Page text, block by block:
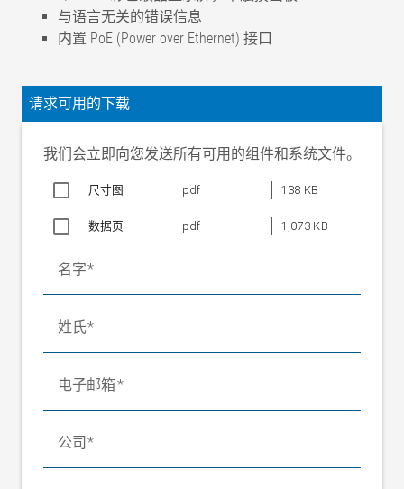
与语言无关的错误信息
内置 PoE (Power over Ethernet) 接口
电压
以太网供电，48 V DC
电流
消耗
面板
尺寸
100 x 100 x 34 mm
正面
面板
安装
92 x 92 mm
接口
以太网 EL.NET 协议
1/4 VGA（320 x 240 像素），16 色，LED
背光照明
请求可用的下载
我们会立即向您发送所有可用的组件和系统文件。
尺寸图 pdf 138 KB
数据页 pdf 1,073 KB
名字
姓氏
电子邮箱
公司